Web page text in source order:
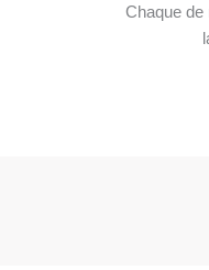
Chaque de